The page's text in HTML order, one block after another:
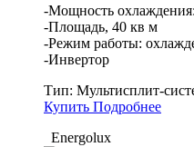
-Мощность
-Площадь, 40 кв м
-Режим работы:
-Инвертор
Тип: Мультисплит-
Купить Подробнее
Energolux